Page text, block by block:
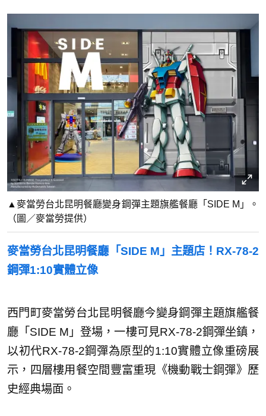
▲麥當勞台北昆明餐廳變身鋼彈主題旗艦餐廳「SIDE M」。
（圖／麥當勞提供）
麥當勞台北昆明餐廳「SIDE M」主題店！RX-78-2
鋼彈1:10實體立像
西門町麥當勞台北昆明餐廳今變身鋼彈主題旗艦餐
廳「SIDE M」登場，一樓可見RX-78-2鋼彈坐鎮，
以初代RX-78-2鋼彈為原型的1:10實體立像重磅展
示，四層樓用餐空間豐富重現《機動戰士鋼彈》歷
史經典場面。